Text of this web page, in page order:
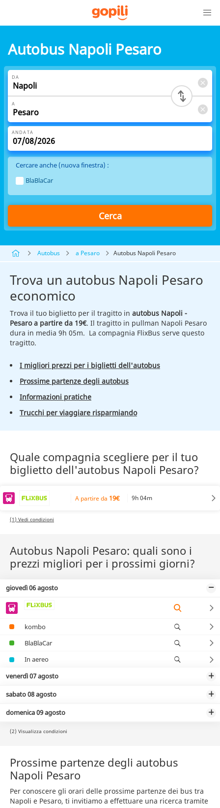
Autobus Napoli Pesaro
DA
A
ANDATA
Cercare anche (nuova finestra) :
BlaBlaCar
Cerca
Autobus a Pesaro Autobus Napoli Pesaro
Trova un autobus Napoli Pesaro
economico
Trova il tuo biglietto per il tragitto in autobus Napoli -
Pesaro a partire da 19€. Il tragitto in pullman Napoli Pesaro
dura in media 9h 05m. La compagnia FlixBus serve questo
tragitto.
I migliori prezzi per i biglietti dell'autobus
Prossime partenze degli autobus
Informazioni pratiche
Trucchi per viaggiare risparmiando
Quale compagnia scegliere per il tuo
biglietto dell'autobus Napoli Pesaro?
A partire da 19€ 9h 04m
(1) Vedi condizioni
Autobus Napoli Pesaro: quali sono i
prezzi migliori per i prossimi giorni?
giovedì 06 agosto
kombo
BlaBlaCar
In aereo
venerdì 07 agosto
sabato 08 agosto
domenica 09 agosto
(2) Visualizza condizioni
Prossime partenze degli autobus
Napoli Pesaro
Per conoscere gli orari delle prossime partenze dei bus tra
Napoli e Pesaro, ti invitiamo a effettuare una ricerca tramite